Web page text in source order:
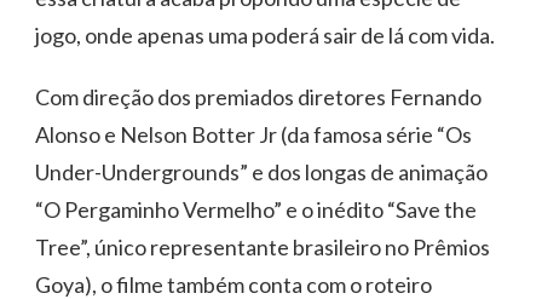
jogo, onde apenas uma poderá sair de lá com vida.
Com direção dos premiados diretores Fernando
Alonso e Nelson Botter Jr (da famosa série “Os
Under-Undergrounds” e dos longas de animação
“O Pergaminho Vermelho” e o inédito “Save the
Tree”, único representante brasileiro no Prêmios
Goya), o filme também conta com o roteiro